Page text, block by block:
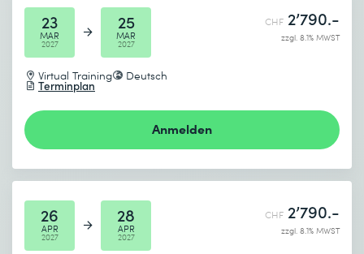
23
MAR
2027
25
MAR
2027
Virtual Training Deutsch
Terminplan
CHF 2’790.-
zzgl. 8.1% MWST
Anmelden
26
APR
2027
28
APR
2027
CHF 2’790.-
zzgl. 8.1% MWST